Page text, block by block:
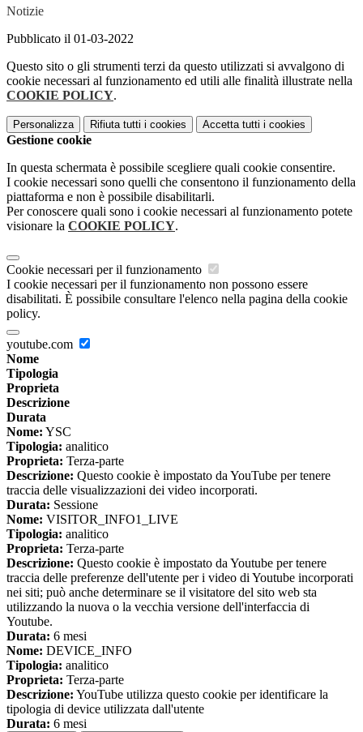
Notizie
Pubblicato il 01-03-2022
Questo sito o gli strumenti terzi da questo utilizzati si avvalgono di
cookie necessari al funzionamento ed utili alle finalità illustrate nella
COOKIE POLICY.
Personalizza Rifiuta tutti i cookies Accetta tutti i cookies
Gestione cookie
In questa schermata è possibile scegliere quali cookie consentire.
I cookie necessari sono quelli che consentono il funzionamento della
piattaforma e non è possibile disabilitarli.
Per conoscere quali sono i cookie necessari al funzionamento potete
visionare la COOKIE POLICY.
Cookie necessari per il funzionamento
I cookie necessari per il funzionamento non possono essere
disabilitati. È possibile consultare l'elenco nella pagina della cookie
policy.
youtube.com
Nome
Tipologia
Proprieta
Descrizione
Durata
Nome: YSC
Tipologia: analitico
Proprieta: Terza-parte
Descrizione: Questo cookie è impostato da YouTube per tenere
traccia delle visualizzazioni dei video incorporati.
Durata: Sessione
Nome: VISITOR_INFO1_LIVE
Tipologia: analitico
Proprieta: Terza-parte
Descrizione: Questo cookie è impostato da Youtube per tenere
traccia delle preferenze dell'utente per i video di Youtube incorporati
nei siti; può anche determinare se il visitatore del sito web sta
utilizzando la nuova o la vecchia versione dell'interfaccia di
Youtube.
Durata: 6 mesi
Nome: DEVICE_INFO
Tipologia: analitico
Proprieta: Terza-parte
Descrizione: YouTube utilizza questo cookie per identificare la
tipologia di device utilizzata dall'utente
Durata: 6 mesi